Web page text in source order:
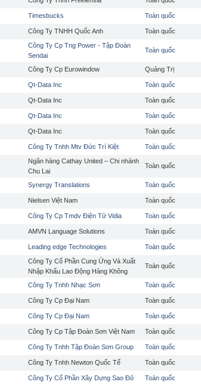
Timesbucks Toàn quốc
Công Ty TNHH Quốc Anh Toàn quốc
Công Ty Cp Tng Power - Tập Đoàn
Sendai
Toàn quốc
Công Ty Cp Eurowindow Quảng Trị
Qt-Data Inc Toàn quốc
Qt-Data Inc Toàn quốc
Qt-Data Inc Toàn quốc
Qt-Data Inc Toàn quốc
Công Ty Tnhh Mtv Đức Trí Kiệt Toàn quốc
Ngân hàng Cathay United – Chi nhánh
Chu Lai
Toàn quốc
Synergy Translations Toàn quốc
Nielsen Việt Nam Toàn quốc
Công Ty Cp Tmdv Điện Tử Vidia Toàn quốc
AMVN Language Solutions Toàn quốc
Leading edge Technologies Toàn quốc
Công Ty Cổ Phần Cung Ứng Và Xuất
Nhập Khẩu Lao Động Hàng Không
Toàn quốc
Công Ty Tnhh Nhạc Sơn Toàn quốc
Công Ty Cp Đại Nam Toàn quốc
Công Ty Cp Đại Nam Toàn quốc
Công Ty Cp Tập Đoàn Sơn Việt Nam Toàn quốc
Công Ty Tnhh Tập Đoàn Sơn Group Toàn quốc
Công Ty Tnhh Newton Quốc Tế Toàn quốc
Công Ty Cổ Phần Xây Dựng Sao Đỏ Toàn quốc